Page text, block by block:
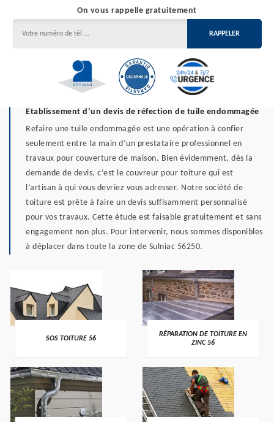
On vous rappelle gratuitement
Etablissement d’un devis de réfection de tuile endommagée
Refaire une tuile endommagée est une opération à confier
seulement entre la main d’un prestataire professionnel en
travaux pour couverture de maison. Bien évidemment, dès la
demande de devis, c’est le couvreur pour toiture qui est
l’artisan à qui vous devriez vous adresser. Notre société de
toiture est prête à faire un devis suffisamment personnalisé
pour vos travaux. Cette étude est faisable gratuitement et sans
engagement non plus. Pour intervenir, nous sommes disponibles
à déplacer dans toute la zone de Sulniac 56250.
>
SOS TOITURE 56 >
RÉPARATION DE TOITURE EN
ZINC 56